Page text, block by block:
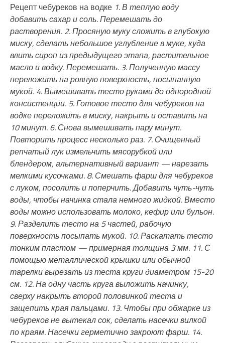
Рецепт чебуреков на водке 1. В теплую воду
добавить сахар и соль. Перемешать до
растворения. 2. Просяную муку сложить в глубокую
миску, сделать небольшое углубление в муке, куда
влить сироп из предыдущего этапа, растительное
масло и водку. Перемешать. 3. Полученную массу
переложить на ровную поверхность, посыпанную
мукой. 4. Вымешивать тесто руками до однородной
консистенции. 5. Готовое тесто для чебуреков на
водке переложить в миску, накрыть и оставить на
10 минут. 6. Снова вымешивать пару минут.
Повторить процесс несколько раз. 7. Очищенный
репчатый лук измельчить мясорубкой или
блендером, альтернативный вариант — нарезать
мелкими кусочками. 8. Смешать фарш для чебуреков
с луком, посолить и поперчить. Добавить чуть-чуть
воды, чтобы начинка стала немного жидкой. Вместо
воды можно использовать молоко, кефир или бульон.
9. Разделить тесто на 5 частей, рабочую
поверхность посыпать мукой. 10. Раскатать тесто
тонким пластом — примерная толщина 3 мм. 11. С
помощью металлической крышки или обычной
тарелки вырезать из теста круги диаметром 15-20
см. 12. На одну часть круга выложить начинку,
сверху накрыть второй половинкой теста и
защепить края пальцами. 13. Чтобы при обжарке из
чебуреков не вытекал сок, сделать насечки вилкой
по краям. Насечки герметично закроют фарш. 14.